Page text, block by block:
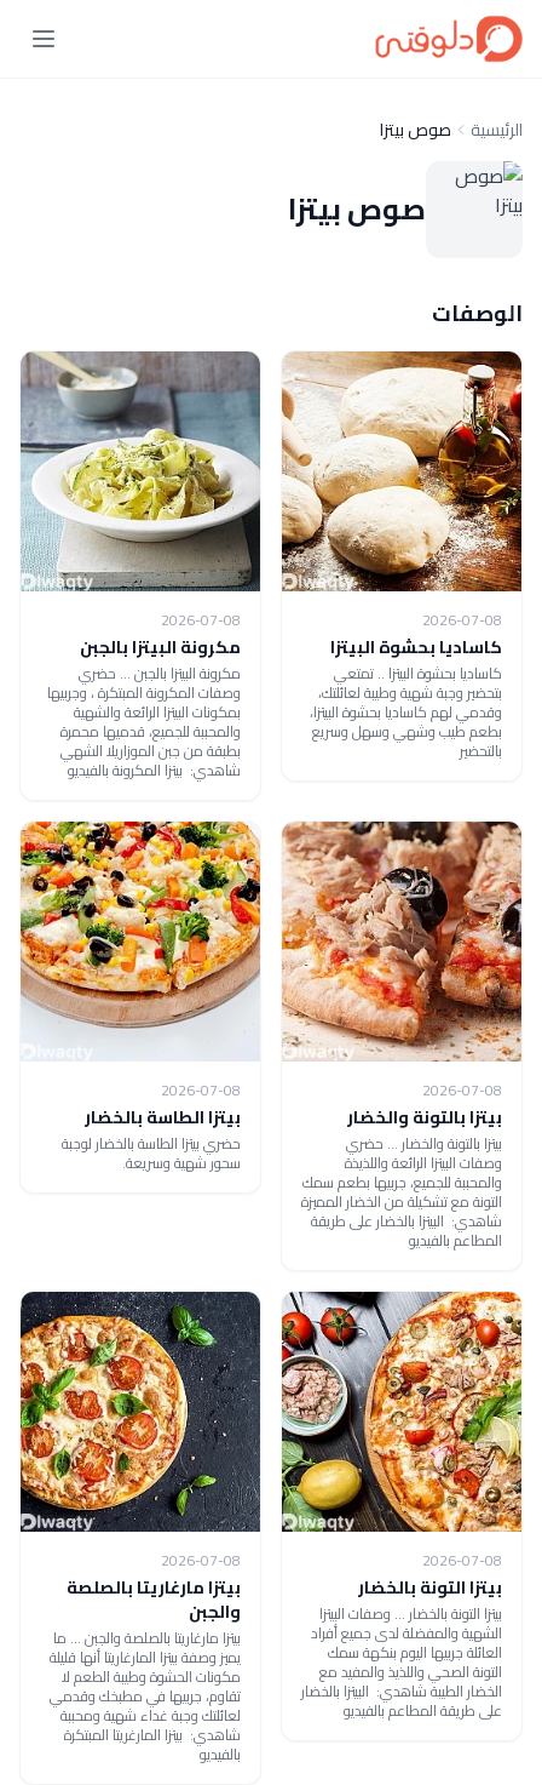
الرئيسية صوص بيتزا
صوص بيتزا
الوصفات
2026-07-08
كاساديا بحشوة البيتزا
كاساديا بحشوة البيتزا .. تمتعي
بتحضير وجبة شهية وطيبة لعائلتك،
وقدمي لهم كاساديا بحشوة البيتزا،
بطعم طيب وشهي وسهل وسريع
بالتحضير
2026-07-08
مكرونة البيتزا بالجبن
مكرونة البيتزا بالجبن ... حضري
وصفات المكرونة المبتكرة ، وجربيها
بمكونات البيتزا الرائعة والشهية
والمحببة للجميع، قدميها محمرة
بطبقة من جبن الموزاريلا الشهي
شاهدي: بيتزا المكرونة بالفيديو
2026-07-08
بيتزا بالتونة والخضار
بيتزا بالتونة والخضار ... حضري
وصفات البيتزا الرائعة واللذيذة
والمحببة للجميع، جربيها بطعم سمك
التونة مع تشكيلة من الخضار المميزة
شاهدي: البيتزا بالخضار على طريقة
المطاعم بالفيديو
2026-07-08
بيتزا الطاسة بالخضار
حضري بيتزا الطاسة بالخضار لوجبة
سحور شهية وسريعة.
2026-07-08
بيتزا التونة بالخضار
بيتزا التونة بالخضار ... وصفات البيتزا
الشهية والمفضلة لدى جميع أفراد
العائلة جربيها اليوم بنكهة سمك
التونة الصحي واللذيذ والمفيد مع
الخضار الطيبة شاهدي: البيتزا بالخضار
على طريقة المطاعم بالفيديو
2026-07-08
بيتزا مارغاريتا بالصلصة
والجبن
بيتزا مارغاريتا بالصلصة والجبن ... ما
يميز وصفة بيتزا المارغاريتا أنها قليلة
مكونات الحشوة وطيبة الطعم لا
تقاوم، جربيها في مطبخك وقدمي
لعائلتك وجبة غداء شهية ومحببة
شاهدي: بيتزا المارغريتا المبتكرة
بالفيديو